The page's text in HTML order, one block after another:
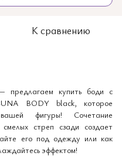
К сравнению
предлагаем купить боди с
BODY black, которое
фигуры! Сочетание
стреп сзади создает
его под одежду или как
эффектом!